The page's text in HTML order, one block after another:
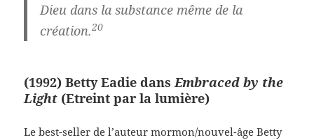
Dieu dans la substance même de la
création.20
(1992) Betty Eadie dansEmbraced by the
Light (Etreint par la lumière)
Le best-seller de l’auteur mormon/nouvel-âge Betty